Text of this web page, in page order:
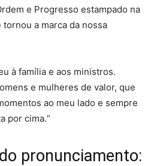
e Progresso estampado na
a marca da nossa
à família e aos ministros.
e mulheres de valor, que
ao meu lado e sempre
por cima.“
pronunciamento: